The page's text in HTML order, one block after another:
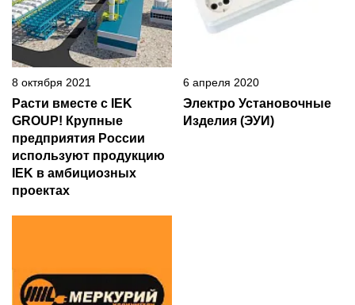
8 октября 2021
Расти вместе с IEK
GROUP! Крупные
предприятия России
используют продукцию
IEK в амбициозных
проектах
6 апреля 2020
Электро Установочные
Изделия (ЭУИ)